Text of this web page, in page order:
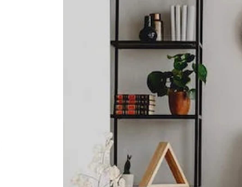
Μαζεύουμε τα
Αλλάζουμε
Πλένουμε βρώμικα
Πλένουμε τη σόμπα
Σκουπίζουμε τη
επιφάνειες